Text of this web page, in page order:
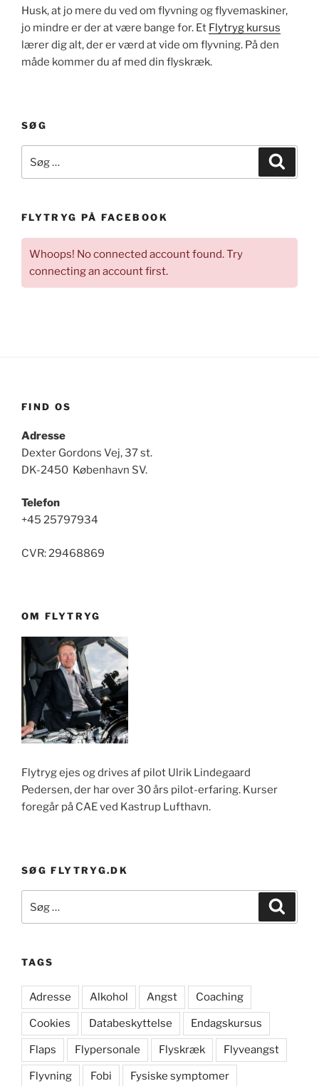
Husk, at jo mere du ved om flyvning og flyvemaskiner,
jo mindre er der at være bange for. Et Flytryg kursus
lærer dig alt, der er værd at vide om flyvning. På den
måde kommer du af med din flyskræk.
SØG
efter:
FLYTRYG PÅ FACEBOOK
Whoops! No connected account found. Try
connecting an account first.
FIND OS
Adresse
Dexter Gordons Vej, 37 st.
DK-2450 København SV.
Telefon
+45 25797934
CVR: 29468869
OM FLYTRYG
Flytryg ejes og drives af pilot Ulrik Lindegaard
Pedersen, der har over 30 års pilot-erfaring. Kurser
foregår på CAE ved Kastrup Lufthavn.
SØG FLYTRYG.DK
efter:
TAGS
Adresse Alkohol Angst Coaching
Cookies Databeskyttelse Endagskursus
Flaps Flypersonale Flyskræk Flyveangst
Flyvning Fobi Fysiske symptomer